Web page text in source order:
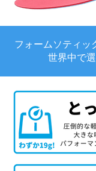
フォームソティッ
世界中で